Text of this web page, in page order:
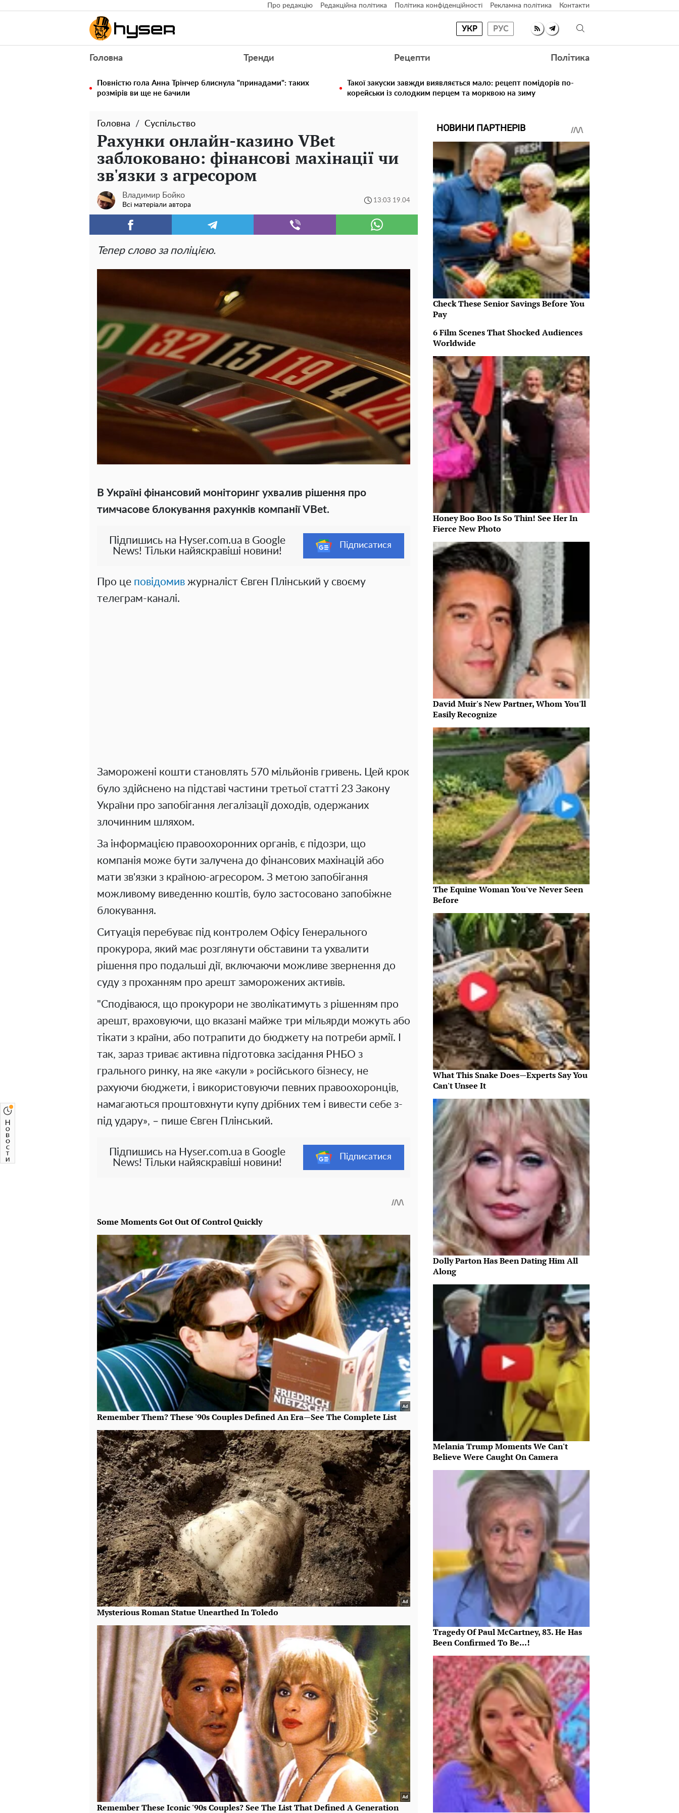
Про редакцію Редакційна політика Політика конфіденційності Рекламна політика Контакти
УКР РУС
Головна Тренди Рецепти Політика
Повністю гола Анна Трінчер блиснула "принадами": таких
розмірів ви ще не бачили
Такої закуски завжди виявляється мало: рецепт помідорів по-
корейськи із солодким перцем та морквою на зиму
Головна Суспільство
Рахунки онлайн-казино VBet
заблоковано: фінансові махінації чи
зв'язки з агресором
Владимир Бойко
Всі матеріали автора
13:03 19.04
Тепер слово за поліцією.
В Україні фінансовий моніторинг ухвалив рішення про
тимчасове блокування рахунків компанії VBet.
Підпишись на Hyser.com.ua в Google
News! Тільки найяскравіші новини!
Підписатися
Про це повідомив журналіст Євген Плінський у своєму
телеграм-каналі.
Заморожені кошти становлять 570 мільйонів гривень. Цей крок
було здійснено на підставі частини третьої статті 23 Закону
України про запобігання легалізації доходів, одержаних
злочинним шляхом.
За інформацією правоохоронних органів, є підозри, що
компанія може бути залучена до фінансових махінацій або
мати зв'язки з країною-агресором. З метою запобігання
можливому виведенню коштів, було застосовано запобіжне
блокування.
Ситуація перебуває під контролем Офісу Генерального
прокурора, який має розглянути обставини та ухвалити
рішення про подальші дії, включаючи можливе звернення до
суду з проханням про арешт заморожених активів.
"Сподіваюся, що прокурори не зволікатимуть з рішенням про
арешт, враховуючи, що вказані майже три мільярди можуть або
тікати з країни, або потрапити до бюджету на потреби армії. І
так, зараз триває активна підготовка засідання РНБО з
грального ринку, на яке «акули » російського бізнесу, не
рахуючи бюджети, і використовуючи певних правоохоронців,
намагаються проштовхнути купу дрібних тем і вивести себе з-
під удару», – пише Євген Плінський.
Підпишись на Hyser.com.ua в Google
News! Тільки найяскравіші новини!
Підписатися
НОВИНИ ПАРТНЕРІВ
Check These Senior Savings Before You
Pay
6 Film Scenes That Shocked Audiences
Worldwide
Honey Boo Boo Is So Thin! See Her In
Fierce New Photo
David Muir's New Partner, Whom You'll
Easily Recognize
The Equine Woman You've Never Seen
Before
What This Snake Does—Experts Say You
Can't Unsee It
Dolly Parton Has Been Dating Him All
Along
Melania Trump Moments We Can't
Believe Were Caught On Camera
Tragedy Of Paul McCartney, 83. He Has
Been Confirmed To Be...!